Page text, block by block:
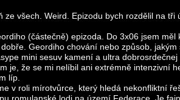
všech. Weird. Epizodu bych rozdělil na
(částečně) epizoda. Do 3x06 jsem
Geordiho chování nebo způsob,
mini sesuv kamení a ultra
je, že se mi nelíbil ani extrémně intenzivní
líp.
v roli mírotvůrce, který hledá nekonfliktní